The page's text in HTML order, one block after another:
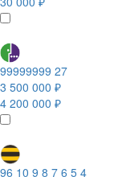
99999999 27
3 500 000 ₽
4 200 000 ₽
96 10 9 8 7 6 5 4